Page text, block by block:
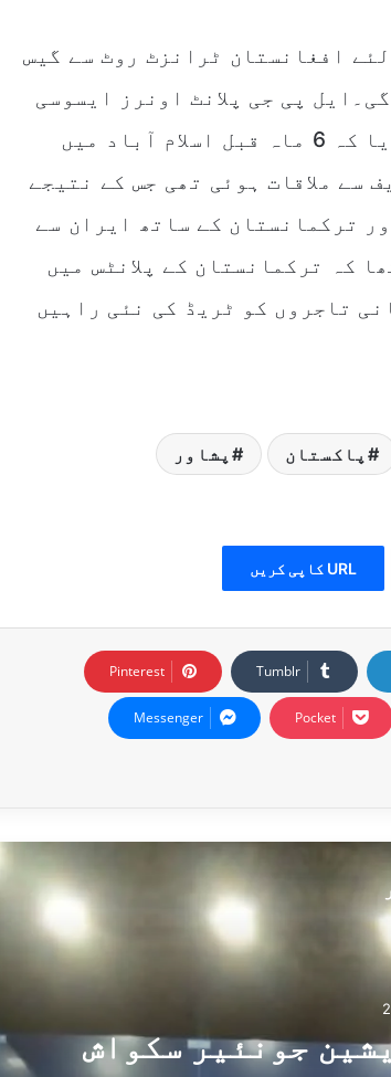
افغانستان ٹرانزٹ روٹ سے گیس
پی جی پلانٹ اونرز ایسوسی
ایشن بلوچستان کے صدر سید نسیم آغا نے بتایا کہ 6 ماہ قبل اسلام آباد میں
سے ملاقات ہوئی تھی جس کے نتیجے
ترکمانستان کے ساتھ ایران سے
کہ ترکمانستان کے پلانٹس میں
تاجروں کو ٹریڈ کی نئی راہیں
پاکستان پشاور
URL کاپی کریں
Tumblr
Pinterest
Pocket
Messenger
جونئیر سکواش